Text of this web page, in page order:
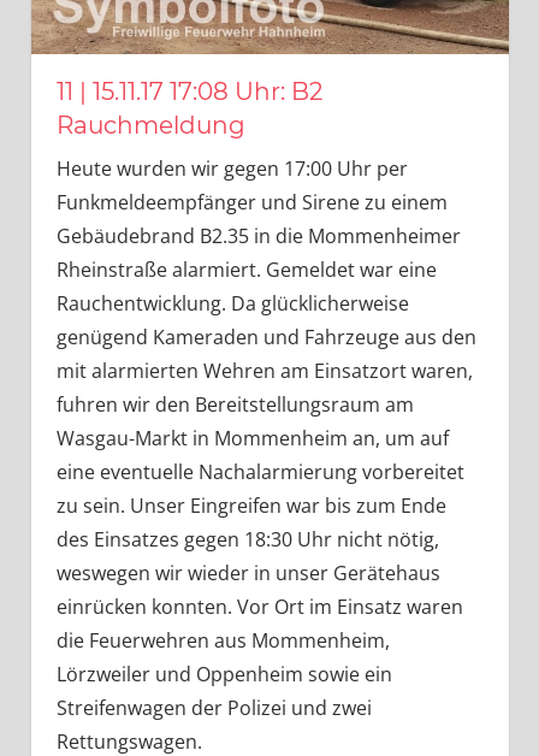
11 | 15.11.17 17:08 Uhr: B2
Rauchmeldung
Heute wurden wir gegen 17:00 Uhr per
Funkmeldeempfänger und Sirene zu einem
Gebäudebrand B2.35 in die Mommenheimer
Rheinstraße alarmiert. Gemeldet war eine
Rauchentwicklung. Da glücklicherweise
genügend Kameraden und Fahrzeuge aus den
mit alarmierten Wehren am Einsatzort waren,
fuhren wir den Bereitstellungsraum am
Wasgau-Markt in Mommenheim an, um auf
eine eventuelle Nachalarmierung vorbereitet
zu sein. Unser Eingreifen war bis zum Ende
des Einsatzes gegen 18:30 Uhr nicht nötig,
weswegen wir wieder in unser Gerätehaus
einrücken konnten. Vor Ort im Einsatz waren
die Feuerwehren aus Mommenheim,
Lörzweiler und Oppenheim sowie ein
Streifenwagen der Polizei und zwei
Rettungswagen.